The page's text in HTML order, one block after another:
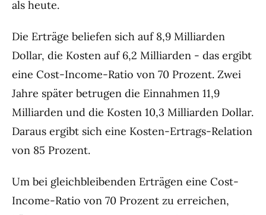
als heute.
Die Erträge beliefen sich auf 8,9 Milliarden
Dollar, die Kosten auf 6,2 Milliarden - das ergibt
eine Cost-Income-Ratio von 70 Prozent. Zwei
Jahre später betrugen die Einnahmen 11,9
Milliarden und die Kosten 10,3 Milliarden Dollar.
Daraus ergibt sich eine Kosten-Ertrags-Relation
von 85 Prozent.
Um bei gleichbleibenden Erträgen eine Cost-
Income-Ratio von 70 Prozent zu erreichen,